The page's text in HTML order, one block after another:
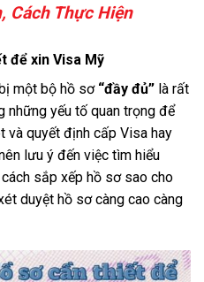
Cách Thực Hiện
để xin Visa Mỹ
một bộ hồ sơ “đầy đủ” là rất
những yếu tố quan trọng để
và quyết định cấp Visa hay
lưu ý đến việc tìm hiểu
sắp xếp hồ sơ sao cho
duyệt hồ sơ càng cao càng